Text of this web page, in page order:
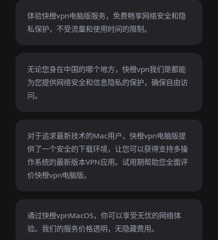
体验快橙vpn电脑版服务，免费畅享网络安全和隐
私保护，不受流量和使用时间的限制。
无论您身在中国的哪个地方，快橙vpn我们是都能
为您提供网络安全和信息隐私的保护，确保自由访
问。
对于追求最新技术的Mac用户，快橙vpn电脑版提
供了一个安全的下载环境，让您可以获得支持多操
作系统的最新版本VPN应用。试用期帮助您全面评
价快橙vpn电脑版。
通过快橙vpnMacOS，你可以享受无忧的网络体
验。我们的服务价格透明，无隐藏费用。